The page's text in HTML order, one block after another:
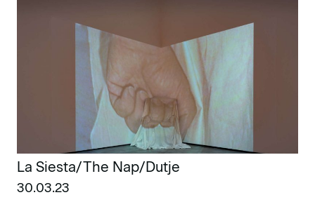
La Siesta/The Nap/Dutje
30.03.23